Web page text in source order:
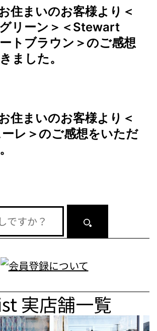
住まいのお客様より＜
リーン＞＜Stewart
トブラウン＞のご感想
ました。
住まいのお客様より＜
レ＞のご感想をいただ
実店舗一覧